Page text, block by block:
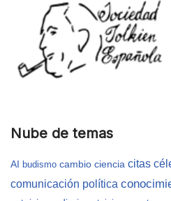
Nube de temas
AI budismo cambio ciencia citas
comunicación política